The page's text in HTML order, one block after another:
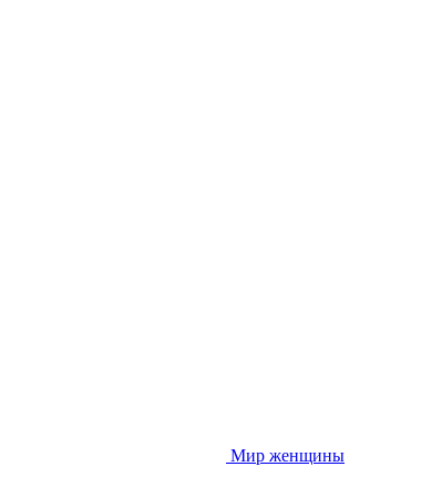
Мир женщины